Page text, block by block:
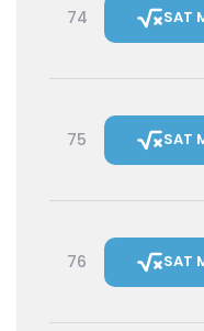
74 SAT
75 SAT
76 SAT